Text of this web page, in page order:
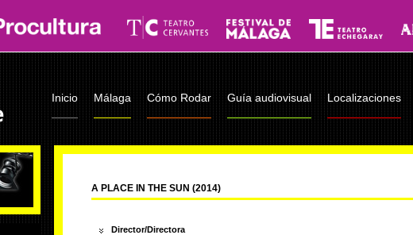
Inicio Málaga Cómo Rodar Guía audiovisual Localizaciones
A PLACE IN THE SUN (2014)
Director/Directora